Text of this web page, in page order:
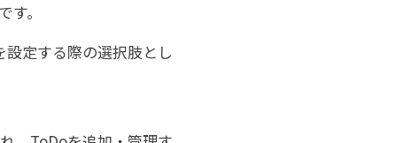
。
定する際の選択肢とし